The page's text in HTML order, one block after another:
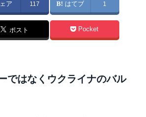
ア 117 はてブ 1
ポスト Pocket
ではなくウクライナのバル